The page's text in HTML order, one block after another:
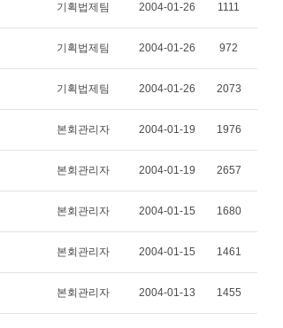
기획법제팀 2004-01-26 1111
기획법제팀 2004-01-26 972
기획법제팀 2004-01-26 2073
본회관리자 2004-01-19 1976
본회관리자 2004-01-19 2657
본회관리자 2004-01-15 1680
본회관리자 2004-01-15 1461
본회관리자 2004-01-13 1455